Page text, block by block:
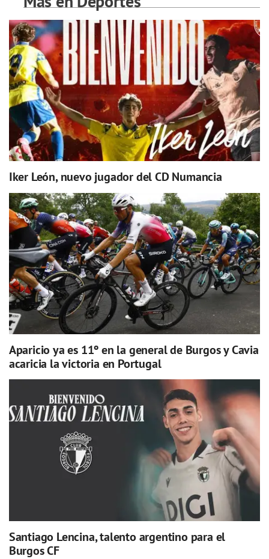
Iker León, nuevo jugador del CD Numancia
Aparicio ya es 11º en la general de Burgos y Cavia
acaricia la victoria en Portugal
Santiago Lencina, talento argentino para el
Burgos CF